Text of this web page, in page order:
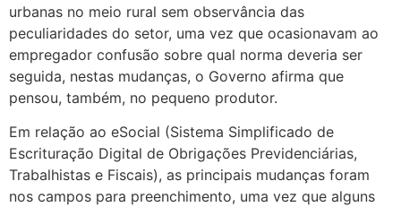
urbanas no meio rural sem observância das
peculiaridades do setor, uma vez que ocasionavam ao
empregador confusão sobre qual norma deveria ser
seguida, nestas mudanças, o Governo afirma que
pensou, também, no pequeno produtor.
Em relação ao eSocial (Sistema Simplificado de
Escrituração Digital de Obrigações Previdenciárias,
Trabalhistas e Fiscais), as principais mudanças foram
nos campos para preenchimento, uma vez que alguns